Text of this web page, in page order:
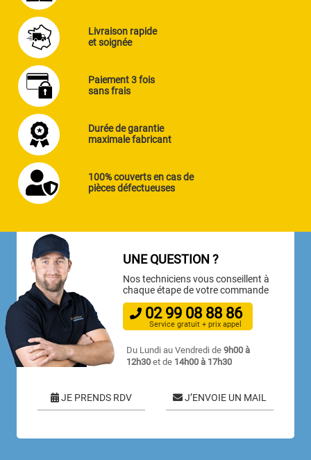
Livraison rapide
et soignée
Paiement 3 fois
sans frais
Durée de garantie
maximale fabricant
100% couverts en cas de
pièces défectueuses
UNE QUESTION ?
Nos techniciens vous conseillent à
chaque étape de votre commande
02 99 08 88 86
Service gratuit + prix appel
Du Lundi au Vendredi de9h00 à
12h30 et de 14h00 à 17h30
JE PRENDS RDV J’ENVOIE UN MAIL